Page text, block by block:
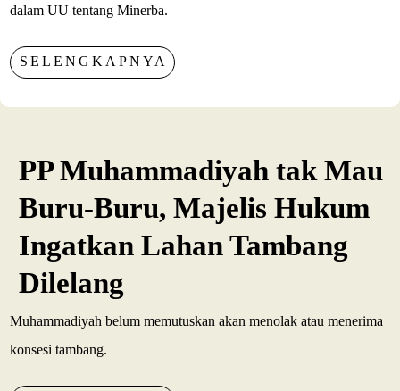
dalam UU tentang Minerba.
SELENGKAPNYA
PP Muhammadiyah tak Mau
Buru-Buru, Majelis Hukum
Ingatkan Lahan Tambang
Dilelang
Muhammadiyah belum memutuskan akan menolak atau menerima
konsesi tambang.